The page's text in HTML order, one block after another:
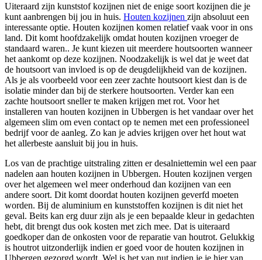
Uiteraard zijn kunststof kozijnen niet de enige soort kozijnen die je
kunt aanbrengen bij jou in huis. Houten kozijnen zijn absoluut een
interessante optie. Houten kozijnen komen relatief vaak voor in ons
land. Dit komt hoofdzakelijk omdat houten kozijnen vroeger de
standaard waren.. Je kunt kiezen uit meerdere houtsoorten wanneer
het aankomt op deze kozijnen. Noodzakelijk is wel dat je weet dat
de houtsoort van invloed is op de deugdelijkheid van de kozijnen.
Als je als voorbeeld voor een zeer zachte houtsoort kiest dan is de
isolatie minder dan bij de sterkere houtsoorten. Verder kan een
zachte houtsoort sneller te maken krijgen met rot. Voor het
installeren van houten kozijnen in Ubbergen is het vandaar over het
algemeen slim om even contact op te nemen met een professioneel
bedrijf voor de aanleg. Zo kan je advies krijgen over het hout wat
het allerbeste aansluit bij jou in huis.
Los van de prachtige uitstraling zitten er desalniettemin wel een paar
nadelen aan houten kozijnen in Ubbergen. Houten kozijnen vergen
over het algemeen wel meer onderhoud dan kozijnen van een
andere soort. Dit komt doordat houten kozijnen geverfd moeten
worden. Bij de aluminium en kunststoffen kozijnen is dit niet het
geval. Beits kan erg duur zijn als je een bepaalde kleur in gedachten
hebt, dit brengt dus ook kosten met zich mee. Dat is uiteraard
goedkoper dan de onkosten voor de reparatie van houtrot. Gelukkig
is houtrot uitzonderlijk indien er goed voor de houten kozijnen in
Ubbergen gezorgd wordt. Wel is het van nut indien je je hier van